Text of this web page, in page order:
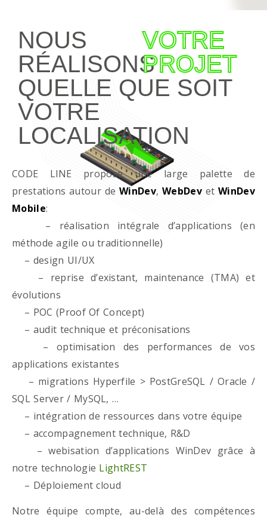
NOUS
RÉALISONS
VOTRE
PROJET
QUELLE QUE SOIT
VOTRE
LOCALISATION
CODE LINE propose une large palette de
prestations autour deWinDev,WebDevet WinDev
Mobile:
– réalisation intégrale d’applications (en
méthode agile ou traditionnelle)
– design UI/UX
– reprise d’existant, maintenance (TMA) et
évolutions
– POC (Proof Of Concept)
– audit technique et préconisations
– optimisation des performances de vos
applications existantes
– migrations Hyperfile > PostGreSQL / Oracle /
SQL Server / MySQL, …
– intégration de ressources dans votre équipe
– accompagnement technique, R&D
– webisation d’applications WinDev grâce à
notre technologie LightREST
– Déploiement cloud
Notre équipe compte, au-delà des compétences